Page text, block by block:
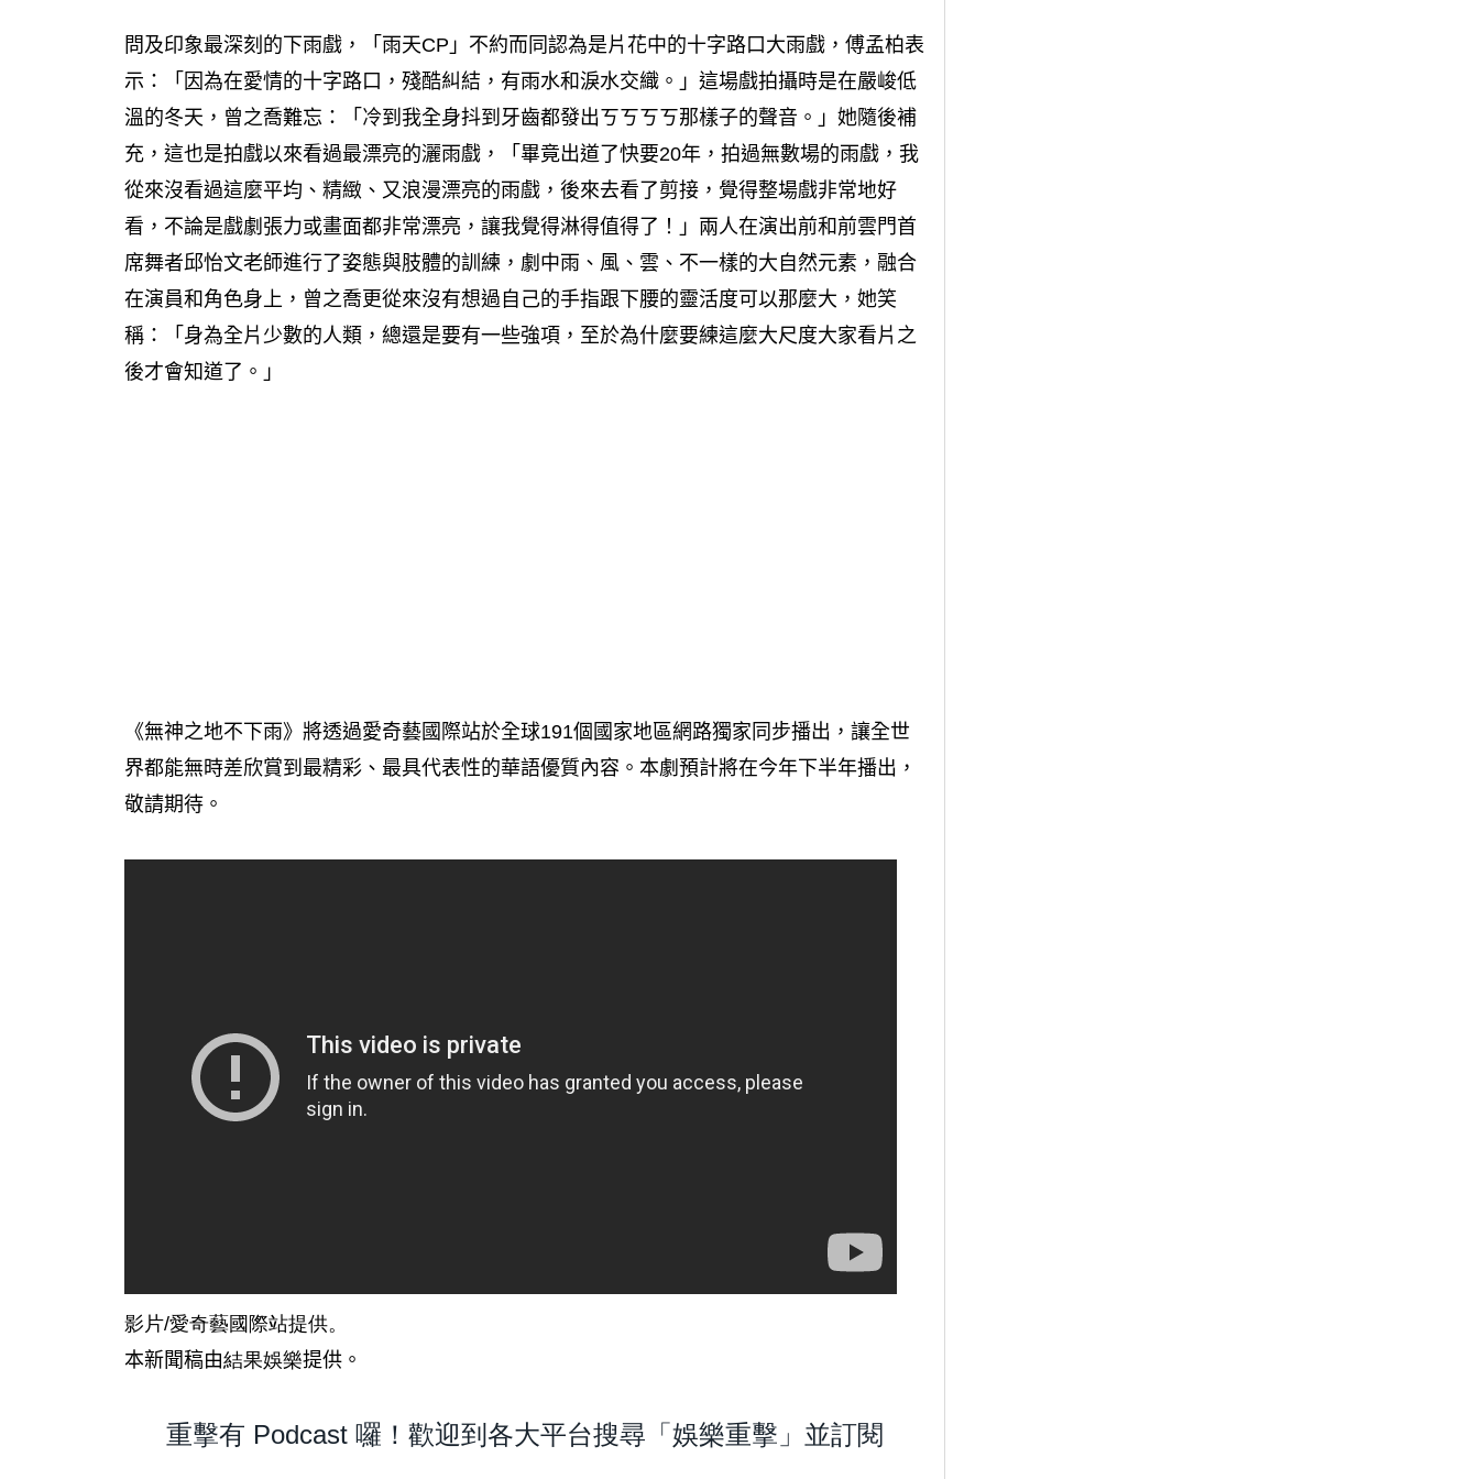
問及印象最深刻的下雨戲，「雨天CP」不約而同認為是片花中的十字路口大雨戲，傅孟柏表
示：「因為在愛情的十字路口，殘酷糾結，有雨水和淚水交織。」這場戲拍攝時是在嚴峻低
溫的冬天，曾之喬難忘：「冷到我全身抖到牙齒都發出ㄎㄎㄎㄎ那樣子的聲音。」她隨後補
充，這也是拍戲以來看過最漂亮的灑雨戲，「畢竟出道了快要20年，拍過無數場的雨戲，我
從來沒看過這麼平均、精緻、又浪漫漂亮的雨戲，後來去看了剪接，覺得整場戲非常地好
看，不論是戲劇張力或畫面都非常漂亮，讓我覺得淋得值得了！」兩人在演出前和前雲門首
席舞者邱怡文老師進行了姿態與肢體的訓練，劇中雨、風、雲、不一樣的大自然元素，融合
在演員和角色身上，曾之喬更從來沒有想過自己的手指跟下腰的靈活度可以那麼大，她笑
稱：「身為全片少數的人類，總還是要有一些強項，至於為什麼要練這麼大尺度大家看片之
後才會知道了。」
《無神之地不下雨》將透過愛奇藝國際站於全球191個國家地區網路獨家同步播出，讓全世
界都能無時差欣賞到最精彩、最具代表性的華語優質內容。本劇預計將在今年下半年播出，
敬請期待。
影片/愛奇藝國際站提供。
本新聞稿由結果娛樂提供。
重擊有 Podcast 囉！歡迎到各大平台搜尋「娛樂重擊」並訂閱